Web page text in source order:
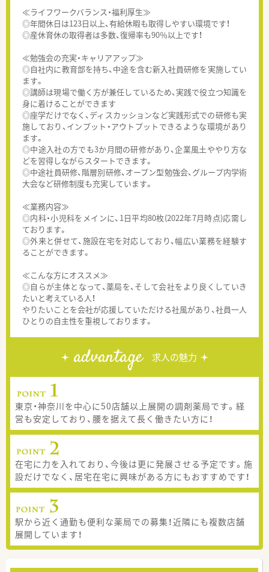
≪ライフワークバランス・福利厚生≫
◎年間休日は123日以上、有給休暇も取得しやすい環境です！
◎産休育休の取得者は多数、復帰率も90％以上です！
≪勉強会の充実・キャリアアップ≫
◎自社内に教育部を持ち、中途を含む新入社員研修を実施してい
ます。
◎講師は現場で働く方が兼任しているため、実践で役立つ知識を
身に着けることができます
◎座学だけでなく、ディスカッションなど実践形式での研修も実
施しており、インプット・アウトプットできるような環境があり
ます。
◎中途入社の方でも3か月間の研修があり、企業風土ややり方な
どを習得しながらスタートできます。
◎中途社員研修、階層別研修、オープン型勉強会、グループ内学術
大会など研修制度も充実しています。
≪業務内容≫
◎内科・小児科をメインに、1日平均80枚(2022年7月時点)応需し
ております。
◎外来と併せて、施設在宅を対応しており、幅広い業務を経験す
ることができます。
≪こんな方にオススメ≫
◎自らが主体となって、薬局を、そして会社をより良くしていき
たいと考えている人！
やりたいことを会社が応援していただける社風があり、社員一人
ひとりの自主性を重視しております。
advantage 求人の魅力
東京・神奈川を中心に50店舗以上展開の調剤薬局です。経
営も安定しており、腰を据えて長く働きたい方に！
在宅に力を入れており、今後は更に発展させる予定です。施
設だけでなく、居宅在宅に興味がある方にもおすすめです！
駅から近く通勤も便利な薬局での募集！近隣にも複数店舗
展開しています！